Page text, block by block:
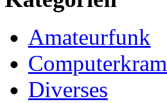
Amateurfunk
Computerkram
Diverses